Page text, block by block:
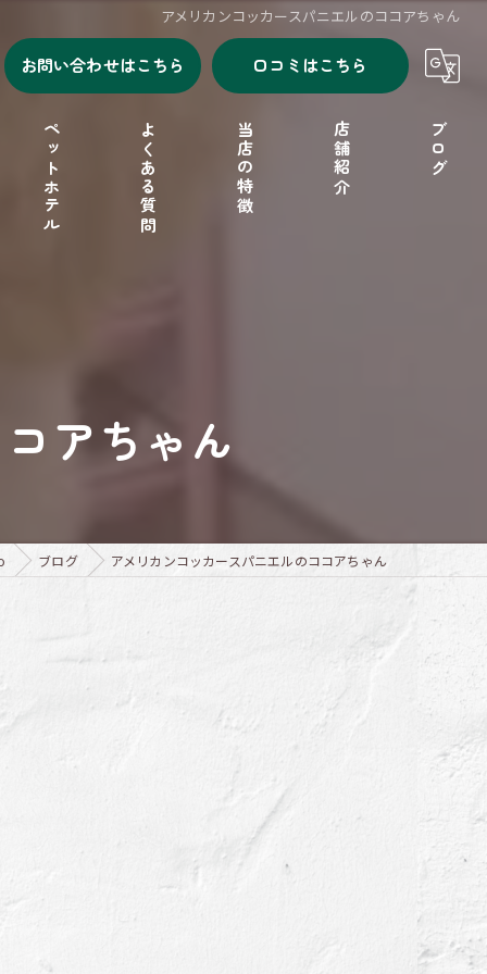
アメリカンコッカースパニエルのココアちゃん
お問い合わせはこちら 口コミはこちら
ペットホテル よくある質問 当店の特徴 店舗紹介 ブログ
アちゃん
ブログ アメリカンコッカースパニエルのココアちゃん